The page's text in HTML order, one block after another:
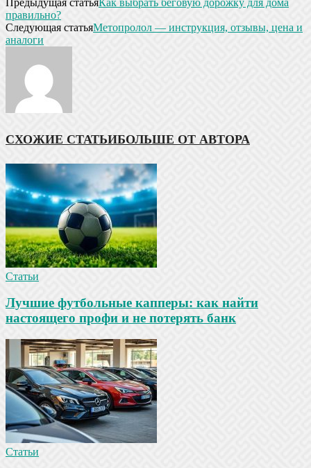
правильно?
Следующая статьяМетопролол — инструкция, отзывы, цена и
аналоги
СХОЖИЕ СТАТЬИБОЛЬШЕ ОТ АВТОРА
Статьи
Лучшие футбольные капперы: как найти
настоящего профи и не потерять банк
Статьи